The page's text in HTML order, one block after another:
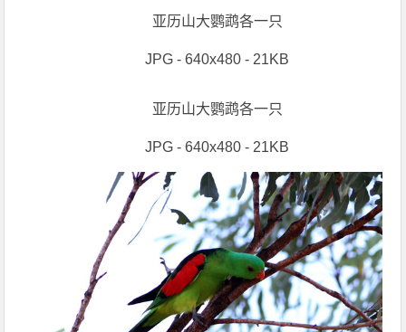
亚历山大鹦鹉各一只
JPG - 640x480 - 21KB
亚历山大鹦鹉各一只
JPG - 640x480 - 21KB